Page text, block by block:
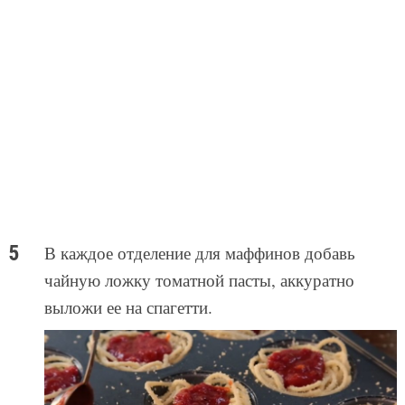
В каждое отделение для маффинов добавь
чайную ложку томатной пасты, аккуратно
выложи ее на спагетти.